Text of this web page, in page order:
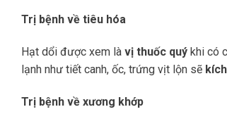
Trị bệnh về tiêu hóa
Hạt dổi được xem là vị thuốc quý khi có
lạnh như tiết canh, ốc, trứng vịt lộn sẽ
Trị bệnh về xương khớp